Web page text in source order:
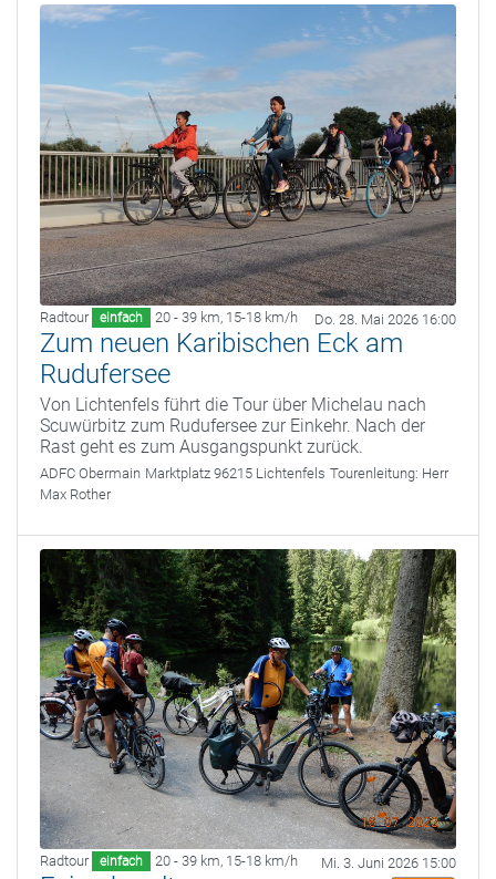
Radtour einfach 20 - 39 km, 15-18 km/h Do. 28. Mai 2026 16:00
Zum neuen Karibischen Eck am
Rudufersee
Von Lichtenfels führt die Tour über Michelau nach
Scuwürbitz zum Rudufersee zur Einkehr. Nach der
Rast geht es zum Ausgangspunkt zurück.
ADFC Obermain Marktplatz 96215 Lichtenfels Tourenleitung: Herr
Max Rother
Radtour einfach 20 - 39 km, 15-18 km/h Mi. 3. Juni 2026 15:00